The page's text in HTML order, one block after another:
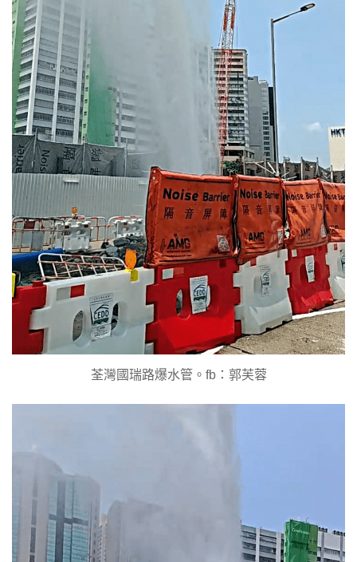
荃灣國瑞路爆水管。fb：郭芙蓉